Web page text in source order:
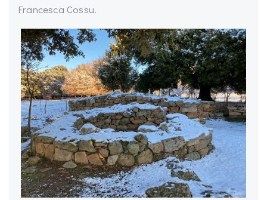
Francesca Cossu.